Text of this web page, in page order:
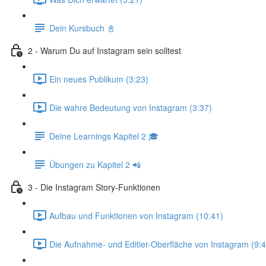
Dein Kursbuch 📓
2 - Warum Du auf Instagram sein solltest
Ein neues Publikum (3:23)
Die wahre Bedeutung von Instagram (3:37)
Deine Learnings Kapitel 2 🎓
Übungen zu Kapitel 2 📲
3 - Die Instagram Story-Funktionen
Aufbau und Funktionen von Instagram (10:41)
Die Aufnahme- und Editier-Oberfläche von Instagram